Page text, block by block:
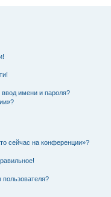
имени и пароля?
сейчас на конференции»?